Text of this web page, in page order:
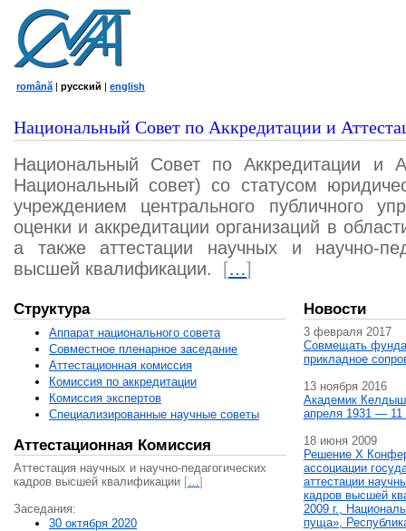
română | русский | english
Национальный Совет по Аккредитации и
Национальный Совет по Аккредитации и
Национальный совет) со статусом
учреждением центрального публичного
оценки и аккредитации организаций в
а также аттестации научных и научно-
высшей квалификации.
[…]
Структура
Аппарат национального совета
Совместное пленарное заседание
Аттестационная комисcия
Комиссия по аккредитации
Комиссия экспертов
Специализированные научные советы
Аттестационная Комиссия
Аттестация научных и научно-педагогических
кадров высшей квалификации […]
Заседания:
30 октября 2020
Новости
3 февраля 2017
Совмещать
прикладное
13 ноября 2016
Академик
апреля 1931 — 11
18 июня 2009
Решение X
ассоциации
аттестации
кадров высшей
2009 г.,
пуща»,